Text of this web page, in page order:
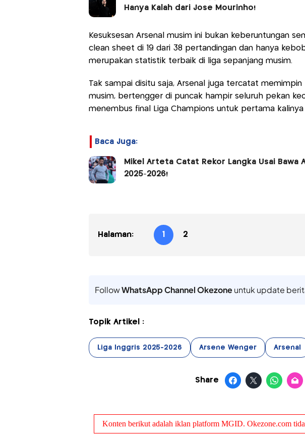
Hanya Kalah dari Jose Mourinho!
Kesuksesan Arsenal musim ini bukan keberuntungan
clean sheet di 19 dari 38 pertandingan dan hanya
merupakan statistik terbaik di liga sepanjang musim.
Tak sampai disitu saja, Arsenal juga tercatat
musim, bertengger di puncak hampir seluruh pekan
menembus final Liga Champions untuk pertama
Baca Juga:
Mikel Arteta Catat Rekor Langka Usai Bawa
2025-2026!
Halaman: 1 2
FollowWhatsApp Channel Okezoneuntuk update
Topik Artikel :
Liga Inggris 2025-2026 Arsene Wenger Arsenal
Share